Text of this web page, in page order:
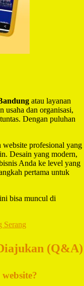
atau layanan
usaha dan organisasi,
Dengan puluhan
website profesional yang
Desain yang modern,
Anda ke level yang
pertama untuk
bisa muncul di
Serang
(Q&A)